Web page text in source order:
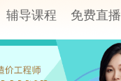
辅导课程 免费直播